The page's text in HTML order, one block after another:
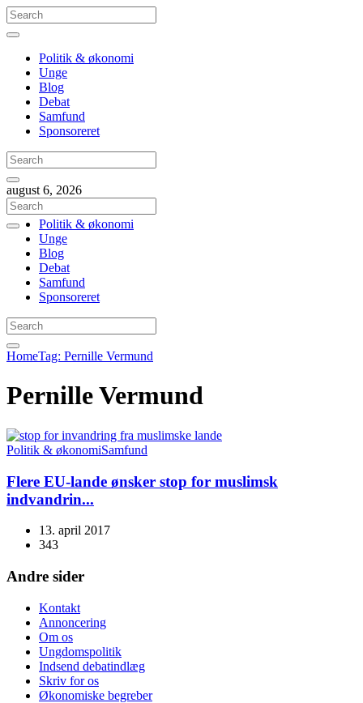
Politik & økonomi
Unge
Blog
Debat
Samfund
Sponsoreret
august 6, 2026
Politik & økonomi
Unge
Blog
Debat
Samfund
Sponsoreret
HomeTag: Pernille Vermund
Pernille Vermund
Politik & økonomiSamfund
Flere EU-lande ønsker stop for muslimsk
indvandrin...
13. april 2017
343
Andre sider
Kontakt
Annoncering
Om os
Ungdomspolitik
Indsend debatindlæg
Skriv for os
Økonomiske begreber